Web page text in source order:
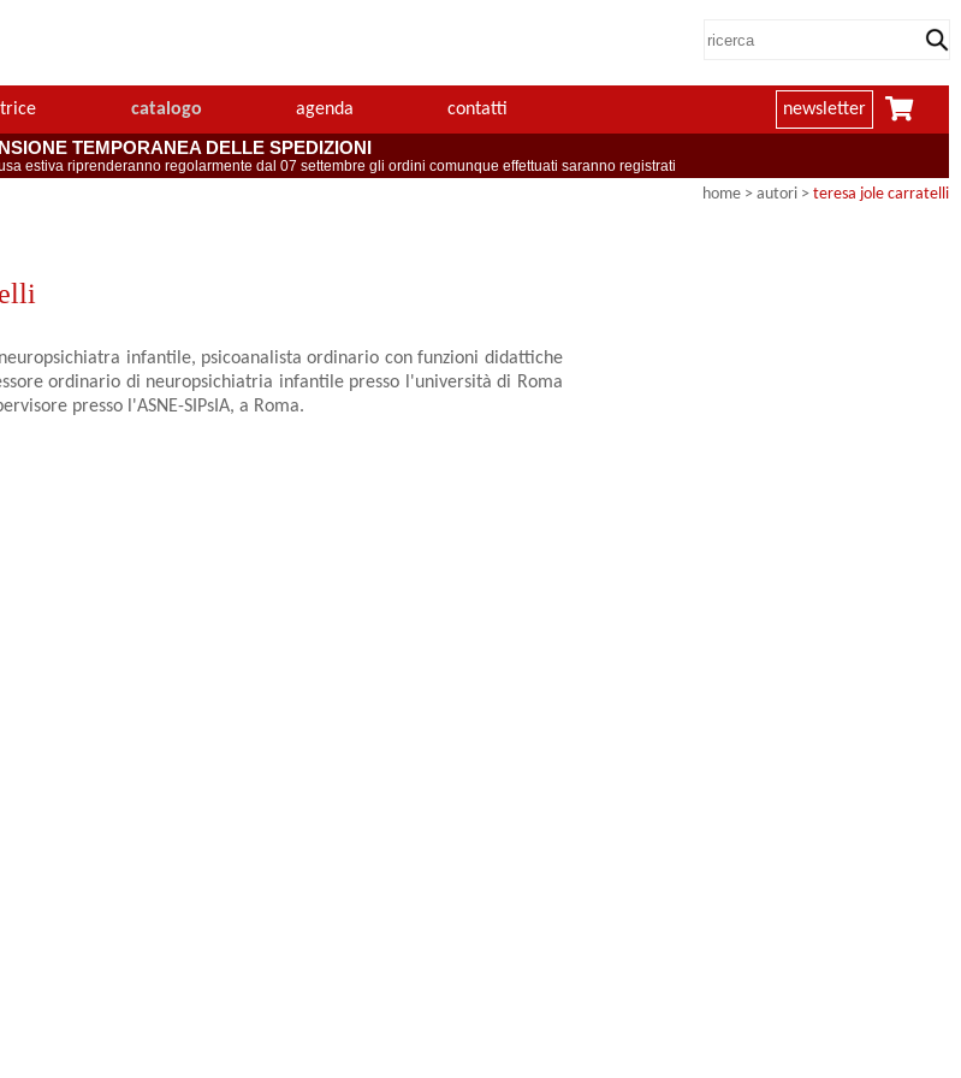
catalogo agenda contatti newsletter
TEMPORANEA DELLE SPEDIZIONI
estiva riprenderanno regolarmente dal 07 settembre gli ordini comunque effettuati saranno registrati
home > autori > teresa jole carratelli
neuropsichiatra infantile, psicoanalista ordinario con funzioni didattiche
ordinario di neuropsichiatria infantile presso l'università di Roma
presso l'ASNE-SIPsIA, a Roma.